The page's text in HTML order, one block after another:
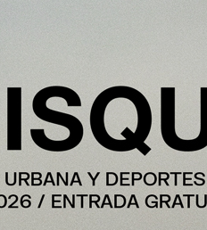
compañía de forma integral”, ha
en cinco ejes. El
primero
europeo. “Europa necesita
suficiente, con visión
escenario de inestabilidad